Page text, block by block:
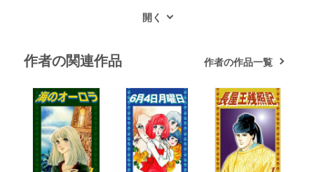
作者の関連作品 作者の作品一覧